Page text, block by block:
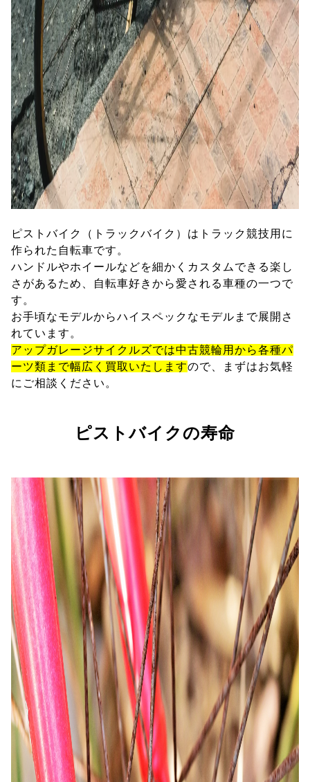
ピストバイク（トラックバイク）はトラック競技用に
作られた自転車です。
ハンドルやホイールなどを細かくカスタムできる楽し
さがあるため、自転車好きから愛される車種の一つで
す。
お手頃なモデルからハイスペックなモデルまで展開さ
れています。
アップガレージサイクルズでは中古競輪用から各種パ
ーツ類まで幅広く買取いたしますので、まずはお気軽
にご相談ください。
ピストバイクの寿命